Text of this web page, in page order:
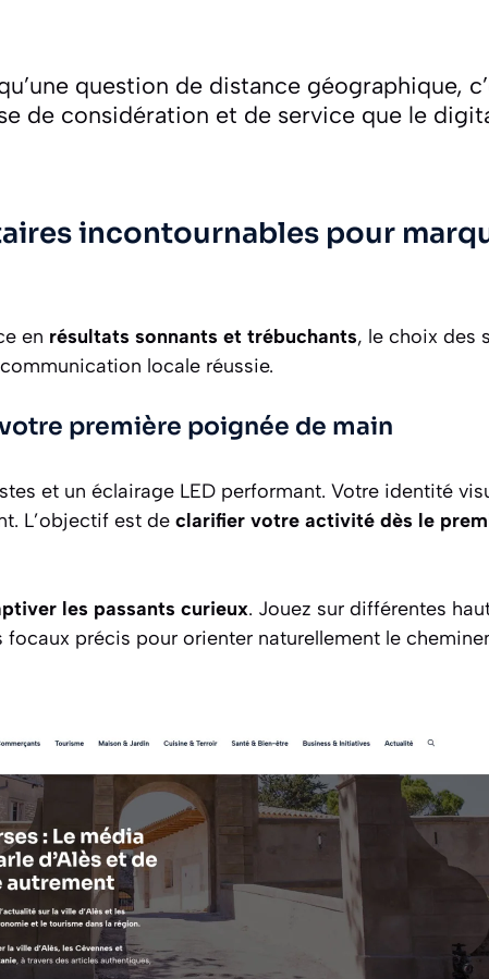
question de distance géographique,
de considération et de service que le
incontournables pour
en résultats sonnants et trébuchants, le choix des
locale réussie.
première poignée de main
et un éclairage LED performant. Votre identité
L’objectif est de clarifier votre activité dès le
les passants curieux. Jouez sur différentes
précis pour orienter naturellement le